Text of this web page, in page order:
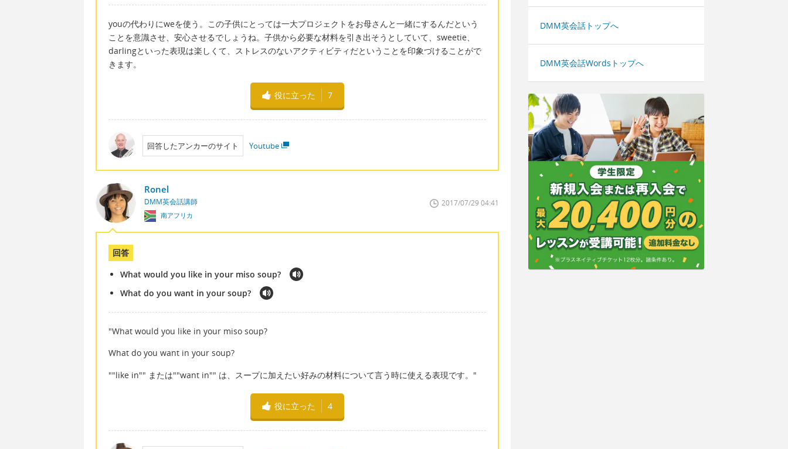
youの代わりにweを使う。この子供にとっては一大プロジェクトをお母さんと一緒にするんだという
ことを意識させ、安心させるでしょうね。子供から必要な材料を引き出そうとしていて、sweetie、
darlingといった表現は楽しくて、ストレスのないアクティビティだということを印象づけることがで
きます。
役に立った 7
回答したアンカーのサイト Youtube
Ronel
DMM英会話講師
南アフリカ
2017/07/29 04:41
回答
What would you like in your miso soup?
What do you want in your soup?
"What would you like in your miso soup?
What do you want in your soup?
""like in"" または""want in"" は、スープに加えたい好みの材料について言う時に使える表現です。"
役に立った 4
DMM英会話トップへ
DMM英会話Wordsトップへ